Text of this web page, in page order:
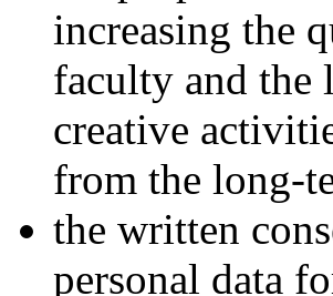
increasing the
faculty and the
creative
from the long-
the written
personal data